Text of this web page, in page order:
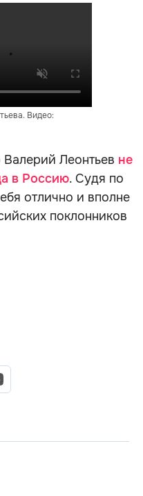
Видео:
Валерий Леонтьев не
в Россию. Судя по
отлично и вполне
поклонников